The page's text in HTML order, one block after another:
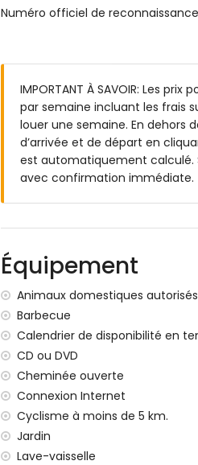
3 chambres avec
salle de bains avec lavabo
Extérieur de la villa
terrain clos
piscine privée mesurant
magnifique jardin gazonné
espace de détente
Informations supplémentaires
ville la plus proche : Jávea
rivière ou rive la plus proche
plage la plus proche : El
port le plus proche : Puerto
parc le plus proche :
aéroport le plus proche :
deuxième aéroport le plus
animaux de compagnie admis
L'hébergement est très
Numéro officiel de
IMPORTANT À SAVOIR: Les
par semaine incluant les frais
louer une semaine. En dehors
d’arrivée et de départ en
est automatiquement calculé.
avec confirmation immédiate.
Équipement
Animaux domestiques
Barbecue
Calendrier de disponibilité en
CD ou DVD
Cheminée ouverte
Connexion Internet
Cyclisme à moins de 5 km.
Jardin
Lave-vaisselle